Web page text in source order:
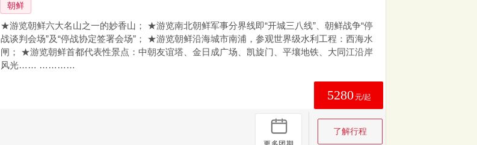
朝鲜
★游览朝鲜六大名山之一的妙香山； ★游览南北朝鲜军事分界线即“开城三八线”、朝鲜战争“停
战谈判会场”及“停战协定签署会场”； ★游览朝鲜沿海城市南浦，参观世界级水利工程：西海水
闸； ★游览朝鲜首都代表性景点：中朝友谊塔、金日成广场、凯旋门、平壤地铁、大同江沿岸
风光…… …………
5280元/起
了解行程